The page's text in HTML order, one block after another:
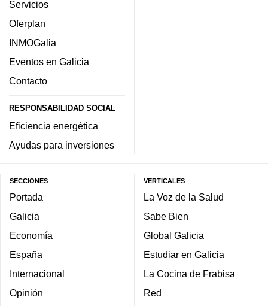
Servicios
Oferplan
INMOGalia
Eventos en Galicia
Contacto
RESPONSABILIDAD SOCIAL
Eficiencia energética
Ayudas para inversiones
SECCIONES
Portada
Galicia
Economía
España
Internacional
Opinión
VERTICALES
La Voz de la Salud
Sabe Bien
Global Galicia
Estudiar en Galicia
La Cocina de Frabisa
Red